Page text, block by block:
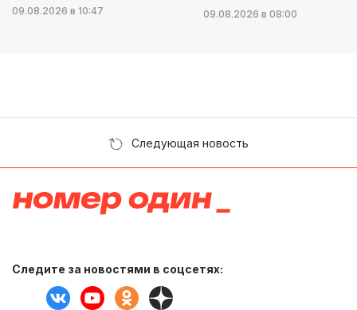
09.08.2026 в 10:47 09.08.2026 в 08:00
Следующая новость
Следите за новостями в соцсетях: